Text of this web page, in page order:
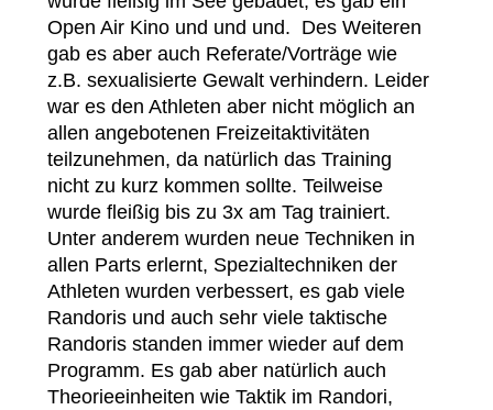
Open Air Kino und und und. Des Weiteren
gab es aber auch Referate/Vorträge wie
z.B. sexualisierte Gewalt verhindern. Leider
war es den Athleten aber nicht möglich an
allen angebotenen Freizeitaktivitäten
teilzunehmen, da natürlich das Training
nicht zu kurz kommen sollte. Teilweise
wurde fleißig bis zu 3x am Tag trainiert.
Unter anderem wurden neue Techniken in
allen Parts erlernt, Spezialtechniken der
Athleten wurden verbessert, es gab viele
Randoris und auch sehr viele taktische
Randoris standen immer wieder auf dem
Programm. Es gab aber natürlich auch
Theorieeinheiten wie Taktik im Randori,